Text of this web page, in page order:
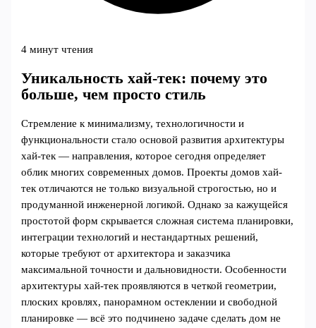
4 минут чтения
Уникальность хай-тек: почему это
больше, чем просто стиль
Стремление к минимализму, технологичности и
функциональности стало основой развития архитектуры
хай-тек — направления, которое сегодня определяет
облик многих современных домов. Проекты домов хай-
тек отличаются не только визуальной строгостью, но и
продуманной инженерной логикой. Однако за кажущейся
простотой форм скрывается сложная система планировки,
интеграции технологий и нестандартных решений,
которые требуют от архитектора и заказчика
максимальной точности и дальновидности. Особенности
архитектуры хай-тек проявляются в четкой геометрии,
плоских кровлях, панорамном остеклении и свободной
планировке — всё это подчинено задаче сделать дом не